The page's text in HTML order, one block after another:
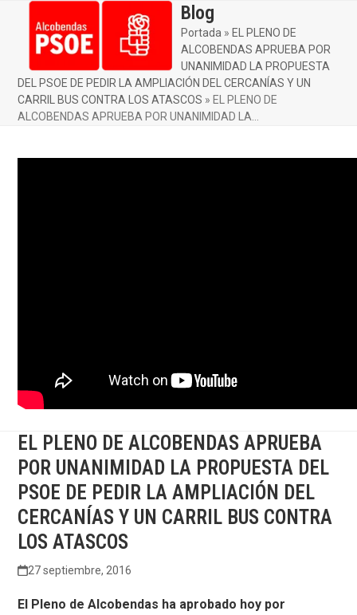
contentmobile
menu
mobile
menu
Blog
Portada » EL PLENO DE
ALCOBENDAS APRUEBA POR
UNANIMIDAD LA PROPUESTA
DEL PSOE DE PEDIR LA AMPLIACIÓN DEL CERCANÍAS Y UN
CARRIL BUS CONTRA LOS ATASCOS » EL PLENO DE
ALCOBENDAS APRUEBA POR UNANIMIDAD LA…
EL PLENO DE ALCOBENDAS APRUEBA
POR UNANIMIDAD LA PROPUESTA DEL
PSOE DE PEDIR LA AMPLIACIÓN DEL
CERCANÍAS Y UN CARRIL BUS CONTRA
LOS ATASCOS
27 septiembre, 2016
El Pleno de Alcobendas ha aprobado hoy por